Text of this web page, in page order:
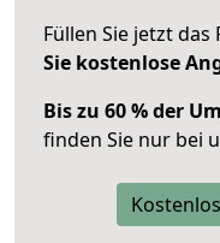
Füllen Sie jetzt
Sie kostenlose
Bis zu 60 % der
finden Sie nur bei